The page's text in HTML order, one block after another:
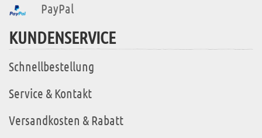
PayPal
KUNDENSERVICE
Schnellbestellung
Service & Kontakt
Versandkosten & Rabatt